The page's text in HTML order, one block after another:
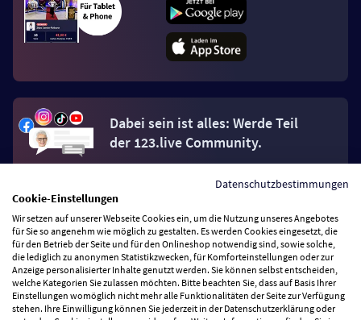
Dabei sein ist alles: Werde Teil
der 123.live Community.
Vertrag widerrufen
Datenschutzbestimmungen
Cookie-Einstellungen
Wir setzen auf unserer Webseite Cookies ein, um die Nutzung unseres Angebotes
für Sie so angenehm wie möglich zu gestalten. Es werden Cookies eingesetzt, die
für den Betrieb der Seite und für den Onlineshop notwendig sind, sowie solche,
die lediglich zu anonymen Statistikzwecken, für Komforteinstellungen oder zur
Anzeige personalisierter Inhalte genutzt werden. Sie können selbst entscheiden,
welche Kategorien Sie zulassen möchten. Bitte beachten Sie, dass auf Basis Ihrer
Einstellungen womöglich nicht mehr alle Funktionalitäten der Seite zur Verfügung
stehen. Ihre Einwilligung können Sie jederzeit in der Datenschutzerklärung oder